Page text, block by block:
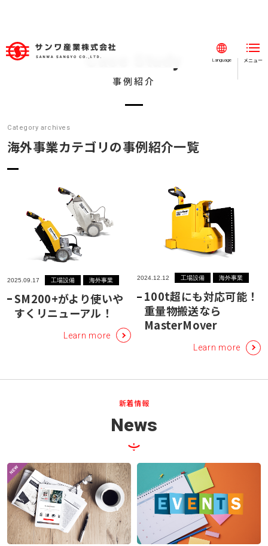
Language メニュー
閉じる
事例紹介
海外事業
会社案内
採用情報
新着情報
お問い合わせ
プライバシーポリシー
03-3964-9111
Case Study
事例紹介
Category archives
海外事業カテゴリの事例紹介一覧
2025.09.17 工場設備 海外事業
SM200+がより使いや
すくリニューアル！
Learn more
2024.12.12 工場設備 海外事業
100t超にも対応可能！
重量物搬送なら
MasterMover
Learn more
新着情報
News